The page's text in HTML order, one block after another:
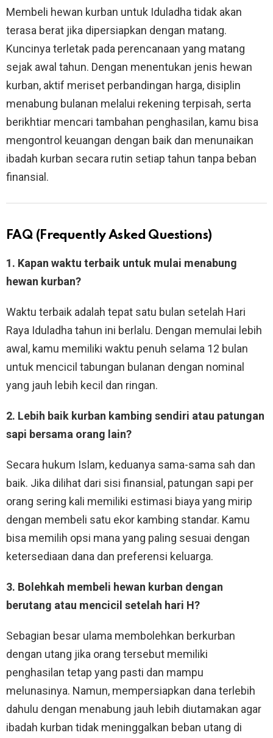
Membeli hewan kurban untuk Iduladha tidak akan
terasa berat jika dipersiapkan dengan matang.
Kuncinya terletak pada perencanaan yang matang
sejak awal tahun. Dengan menentukan jenis hewan
kurban, aktif meriset perbandingan harga, disiplin
menabung bulanan melalui rekening terpisah, serta
berikhtiar mencari tambahan penghasilan, kamu bisa
mengontrol keuangan dengan baik dan menunaikan
ibadah kurban secara rutin setiap tahun tanpa beban
finansial.
FAQ (Frequently Asked Questions)
1. Kapan waktu terbaik untuk mulai menabung
hewan kurban?
Waktu terbaik adalah tepat satu bulan setelah Hari
Raya Iduladha tahun ini berlalu. Dengan memulai lebih
awal, kamu memiliki waktu penuh selama 12 bulan
untuk mencicil tabungan bulanan dengan nominal
yang jauh lebih kecil dan ringan.
2. Lebih baik kurban kambing sendiri atau patungan
sapi bersama orang lain?
Secara hukum Islam, keduanya sama-sama sah dan
baik. Jika dilihat dari sisi finansial, patungan sapi per
orang sering kali memiliki estimasi biaya yang mirip
dengan membeli satu ekor kambing standar. Kamu
bisa memilih opsi mana yang paling sesuai dengan
ketersediaan dana dan preferensi keluarga.
3. Bolehkah membeli hewan kurban dengan
berutang atau mencicil setelah hari H?
Sebagian besar ulama membolehkan berkurban
dengan utang jika orang tersebut memiliki
penghasilan tetap yang pasti dan mampu
melunasinya. Namun, mempersiapkan dana terlebih
dahulu dengan menabung jauh lebih diutamakan agar
ibadah kurban tidak meninggalkan beban utang di